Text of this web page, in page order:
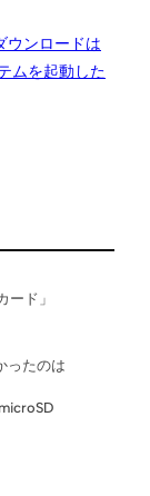
ウンロードは
ムを起動した
ド」
ったのは